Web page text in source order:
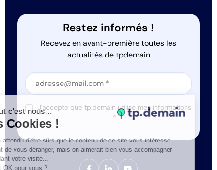
Restez informés !
Recevez en avant-première toutes les
actualités de tpdemain
Section
Section
J'accepte que tp.demain utilise mes informations
*
Salut c'est nous...
les Cookies !
On a attendu d'être sûrs que le contenu de ce site vous intéresse
avant de vous déranger, mais on aimerait bien vous accompagner
pendant votre visite...
C'est OK pour vous ?